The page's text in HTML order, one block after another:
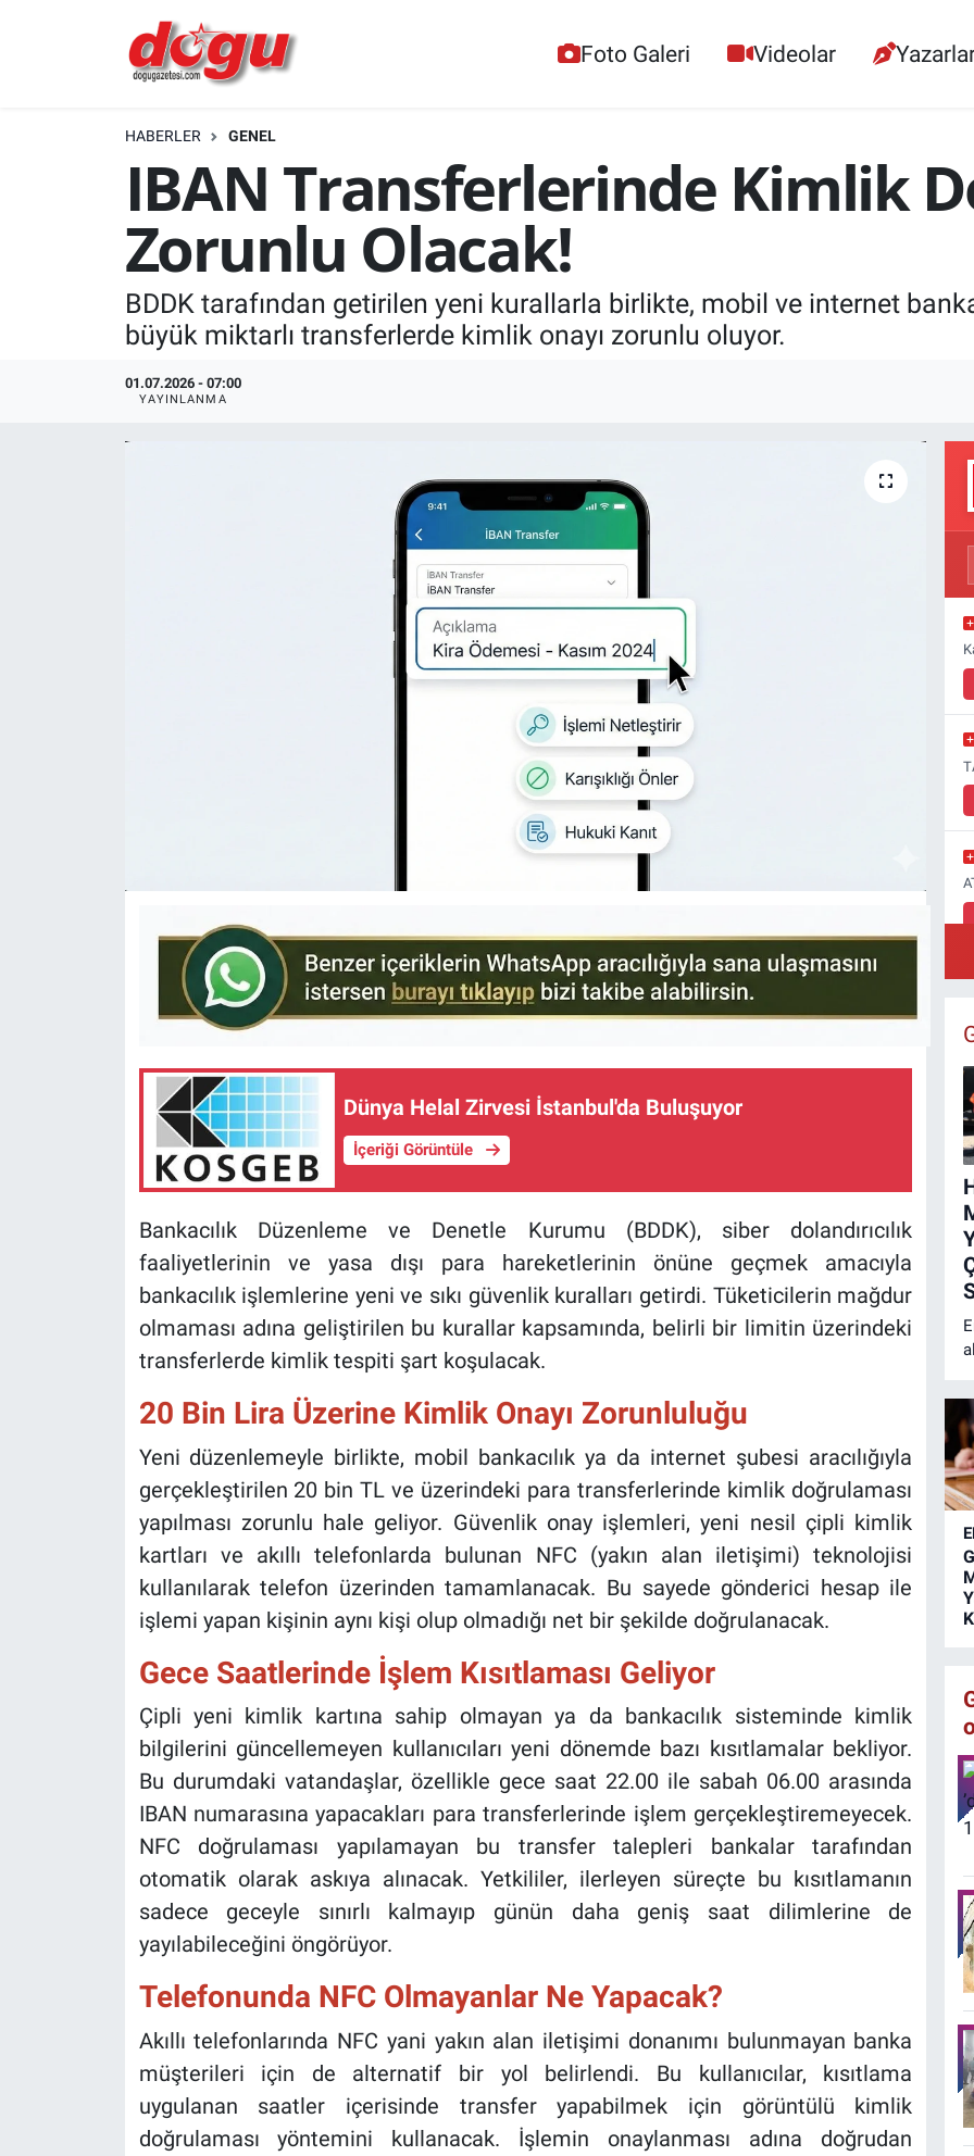
Foto Galeri Videolar
HABERLER GENEL
IBAN Transferlerinde Kimlik
Zorunlu Olacak!
BDDK tarafından getirilen yeni kurallarla birlikte, mobil ve internet
büyük miktarlı transferlerde kimlik onayı zorunlu oluyor.
01.07.2026 - 07:00
YAYINLANMA
Dünya Helal Zirvesi İstanbul'da Buluşuyor
İçeriği Görüntüle
Bankacılık Düzenleme ve Denetle Kurumu (BDDK), siber dolandırıcılık
faaliyetlerinin ve yasa dışı para hareketlerinin önüne geçmek amacıyla
bankacılık işlemlerine yeni ve sıkı güvenlik kuralları getirdi. Tüketicilerin mağdur
olmaması adına geliştirilen bu kurallar kapsamında, belirli bir limitin üzerindeki
transferlerde kimlik tespiti şart koşulacak.
20 Bin Lira Üzerine Kimlik Onayı Zorunluluğu
Yeni düzenlemeyle birlikte, mobil bankacılık ya da internet şubesi aracılığıyla
gerçekleştirilen 20 bin TL ve üzerindeki para transferlerinde kimlik doğrulaması
yapılması zorunlu hale geliyor. Güvenlik onay işlemleri, yeni nesil çipli kimlik
kartları ve akıllı telefonlarda bulunan NFC (yakın alan iletişimi) teknolojisi
kullanılarak telefon üzerinden tamamlanacak. Bu sayede gönderici hesap ile
işlemi yapan kişinin aynı kişi olup olmadığı net bir şekilde doğrulanacak.
Gece Saatlerinde İşlem Kısıtlaması Geliyor
Çipli yeni kimlik kartına sahip olmayan ya da bankacılık sisteminde kimlik
bilgilerini güncellemeyen kullanıcıları yeni dönemde bazı kısıtlamalar bekliyor.
Bu durumdaki vatandaşlar, özellikle gece saat 22.00 ile sabah 06.00 arasında
IBAN numarasına yapacakları para transferlerinde işlem gerçekleştiremeyecek.
NFC doğrulaması yapılamayan bu transfer talepleri bankalar tarafından
otomatik olarak askıya alınacak. Yetkililer, ilerleyen süreçte bu kısıtlamanın
sadece geceyle sınırlı kalmayıp günün daha geniş saat dilimlerine de
yayılabileceğini öngörüyor.
Telefonunda NFC Olmayanlar Ne Yapacak?
Akıllı telefonlarında NFC yani yakın alan iletişimi donanımı bulunmayan banka
müşterileri için de alternatif bir yol belirlendi. Bu kullanıcılar, kısıtlama
uygulanan saatler içerisinde transfer yapabilmek için görüntülü kimlik
doğrulaması yöntemini kullanacak. İşlemin onaylanması adına doğrudan
ERZINCAN
GÜNDEM
ERZİNCAN FOTOĞRAFLARI